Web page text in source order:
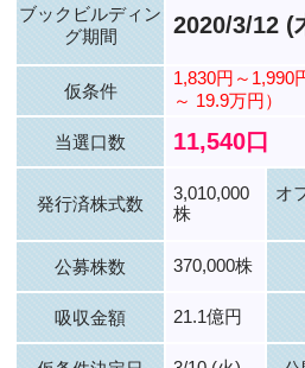
ブックビルディン
グ期間
2020/3/12 (
仮条件
1,830円～1,990
～ 19.9万円）
当選口数 11,540口
発行済株式数
3,010,000
株
オ
公募株数 370,000株
吸収金額 21.1億円